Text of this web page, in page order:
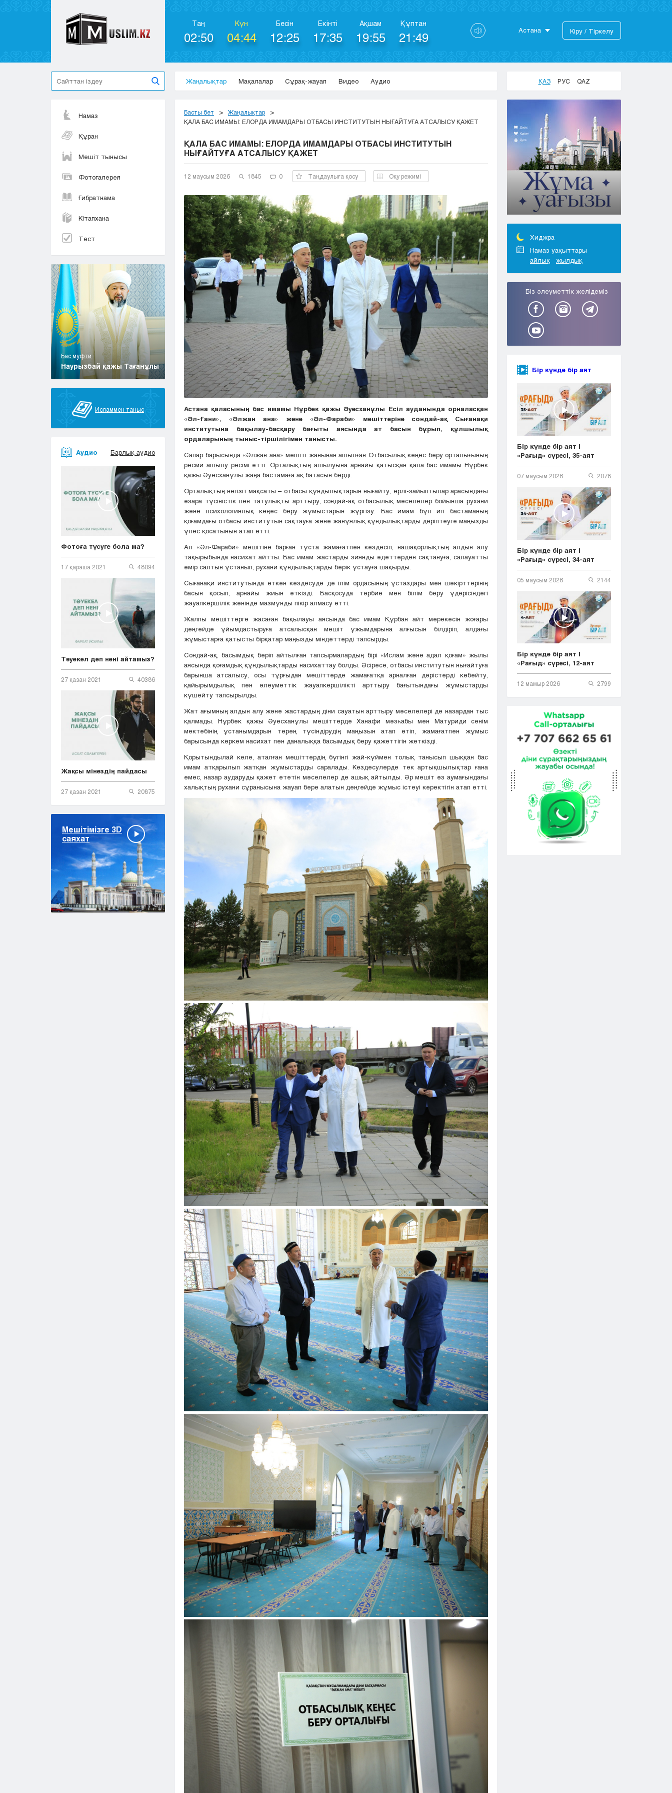
Таң
02:50
Күн
04:44
Бесін
12:25
Екінті
17:35
Ақшам
19:55
Құптан
21:49 Астана
Актобе
Караганда
Кокшетау
Костанай
Кызылорда
Павлодар
Петропавловск
Семей
Талдыкорган
Тараз
Туркестан
Уральск
Усть-Каменогорск
Шымкент
Кіру / Тіркелу
Жаңалықтар Мақалалар Сұрақ-жауап Видео Аудио ҚАЗ РУС QAZ
Намаз
Құран
Мешіт тынысы
Фотогалерея
Ғибратнама
Кітапхана
Тест
Бас муфти
Наурызбай қажы Тағанұлы
Исламмен таныс
Аудио Барлық аудио
Фотоға түсуге бола ма?
17 қараша 2021 48094
Тәуекел деп нені айтамыз?
27 қазан 2021 40386
Жақсы мінездің пайдасы
27 қазан 2021 20875
Мешітімізге 3D
саяхат
Басты бет
Жаңалықтар
ҚАЛА БАС ИМАМЫ: ЕЛОРДА ИМАМДАРЫ ОТБАСЫ ИНСТИТУТЫН НЫҒАЙТУҒА АТСАЛЫСУ ҚАЖЕТ
ҚАЛА БАС ИМАМЫ: ЕЛОРДА ИМАМДАРЫ ОТБАСЫ ИНСТИТУТЫН
НЫҒАЙТУҒА АТСАЛЫСУ ҚАЖЕТ
12 маусым 2026 1845 0 Таңдаулыға қосу Оқу режимі
Астана қаласының бас имамы Нұрбек қажы Әуесханұлы Есіл ауданында орналасқан
«Әл-Ғани», «Әлжан ана» және «Әл-Фараби» мешіттеріне сондай-ақ Сығанақи
институтына бақылау-басқару бағыты аясында ат басын бұрып, құлшылық
ордаларының тыныс-тіршілігімен танысты.
Сапар барысында «Әлжан ана» мешіті жанынан ашылған Отбасылық кеңес беру орталығының
ресми ашылу рәсімі өтті. Орталықтың ашылуына арнайы қатысқан қала бас имамы Нұрбек
қажы Әуесханұлы жаңа бастамаға ақ батасын берді.
Орталықтың негізгі мақсаты – отбасы құндылықтарын нығайту, ерлі-зайыптылар арасындағы
өзара түсіністік пен татулықты арттыру, сондай-ақ отбасылық мәселелер бойынша рухани
және психологиялық кеңес беру жұмыстарын жүргізу. Бас имам бұл игі бастаманың
қоғамдағы отбасы институтын сақтауға және жанұялық құндылықтарды дәріптеуге маңызды
үлес қосатынын атап өтті.
Ал «Әл-Фараби» мешітіне барған тұста жамағатпен кездесіп, нашақорлықтың алдын алу
тақырыбында насихат айтты. Бас имам жастарды зиянды әдеттерден сақтануға, салауатты
өмір салтын ұстанып, рухани құндылықтарды берік ұстауға шақырды.
Сығанақи институтында өткен кездесуде де ілім ордасының ұстаздары мен шәкірттерінің
басын қосып, арнайы жиын өткізді. Басқосуда тәрбие мен білім беру үдерісіндегі
жауапкершілік жөнінде мазмұнды пікір алмасу өтті.
Жалпы мешіттерге жасаған бақылауы аясында бас имам Құрбан айт мерекесін жоғары
деңгейде ұйымдастыруға атсалысқан мешіт ұжымдарына алғысын білдіріп, алдағы
жұмыстарға қатысты бірқатар маңызды міндеттерді тапсырды.
Сондай-ақ, басымдық беріп айтылған тапсырмалардың бірі «Ислам және адал қоғам» жылы
аясында қоғамдық құндылықтарды насихаттау болды. Әсіресе, отбасы институтын нығайтуға
барынша атсалысу, осы тұрғыдан мешіттерде жамағатқа арналған дәрістерді көбейту,
қайырымдылық пен әлеуметтік жауапкершілікті арттыру бағытындағы жұмыстарды
күшейту тапсырылды.
Жат ағымның алдын алу және жастардың діни сауатын арттыру мәселелері де назардан тыс
қалмады. Нұрбек қажы Әуесханұлы мешіттерде Ханафи мәзһабы мен Матуриди сенім
мектебінің ұстанымдарын терең түсіндірудің маңызын атап өтіп, жамағатпен жұмыс
барысында көркем насихат пен даналыққа басымдық беру қажеттігін жеткізді.
Қорытындылай келе, аталған мешіттердің бүгінгі жай-күймен толық танысып шыққан бас
имам атқарылып жатқан жұмыстарды саралады. Кездесулерде тек артықшылықтар ғана
емес, назар аударуды қажет ететін мәселелер де ашық айтылды. Әр мешіт өз аумағындағы
халықтың рухани сұранысына жауап бере алатын деңгейде жұмыс істеуі керектігін атап өтті.
Хиджра
Намаз уақыттары
айлық
жылдық
Біз әлеуметтік желідеміз
Бір күнде бір аят
Бір күнде бір аят |
«Рағыд» сүресі, 35-аят
07 маусым 2026 2078
Бір күнде бір аят |
«Рағыд» сүресі, 34-аят
05 маусым 2026 2144
Бір күнде бір аят |
«Рағыд» сүресі, 12-аят
12 мамыр 2026 2799